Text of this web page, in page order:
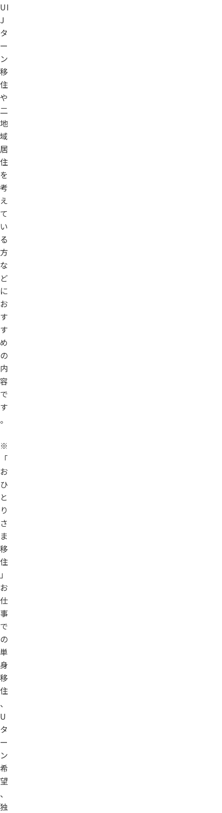
UI
J
タ
ー
ン
移
住
や
二
地
域
居
住
を
考
え
て
い
る
方
な
ど
に
お
す
す
め
の
内
容
で
す
。
※
「
お
ひ
と
り
さ
ま
移
住
」
お
仕
事
で
の
単
身
移
住
、
U
タ
ー
ン
希
望
、
独